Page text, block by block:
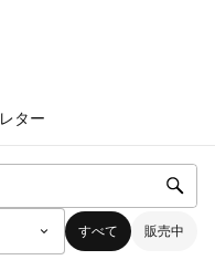
レター
すべて 販売中